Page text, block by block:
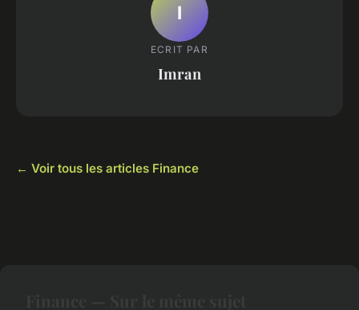
I
ECRIT PAR
Imran
← Voir tous les articles Finance